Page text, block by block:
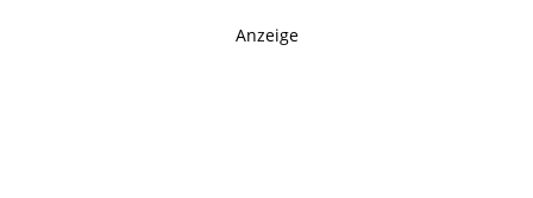
Anzeige